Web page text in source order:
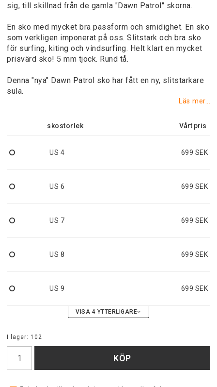
sig, till skillnad från de gamla "Dawn Patrol" skorna.
En sko med mycket bra passform och smidighet. En sko
som verkligen imponerat på oss. Slitstark och bra sko
för surfing, kiting och vindsurfing. Helt klart en mycket
prisvärd sko! 5 mm tjock. Rund tå.
Denna "nya" Dawn Patrol sko har fått en ny, slitstarkare
sula.
Läs mer...
skostorlek
US 4 699 SEK
US 6 699 SEK
US 7 699 SEK
US 8 699 SEK
US 9 699 SEK
VISA 4 YTTERLIGARE
I lager: 102
KÖP